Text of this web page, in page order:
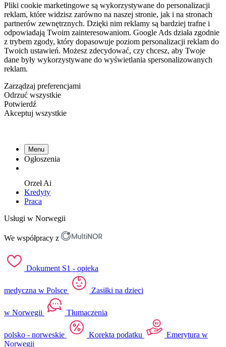
Pliki cookie marketingowe są wykorzystywane do personalizacji
reklam, które widzisz zarówno na naszej stronie, jak i na stronach
partnerów zewnętrznych. Dzięki nim reklamy są bardziej trafne i
odpowiadają Twoim zainteresowaniom. Google Ads działa zgodnie
z trybem zgody, który dopasowuje poziom personalizacji reklam do
Twoich ustawień. Możesz zdecydować, czy chcesz, aby Twoje
dane były wykorzystywane do wyświetlania spersonalizowanych
reklam.
Zarządzaj preferencjami
Odrzuć wszystkie
Potwierdź
Akceptuj wszystkie
Menu
Ogłoszenia
OrzełAi
Kredyty
Praca
Usługi w Norwegii
We współpracy z
Dokument S1 - opieka
medyczna w Polsce Zasiłki na dzieci
w Norwegii Tłumaczenia
polsko - norweskie Korekta podatku
Emerytura w
Norwegii